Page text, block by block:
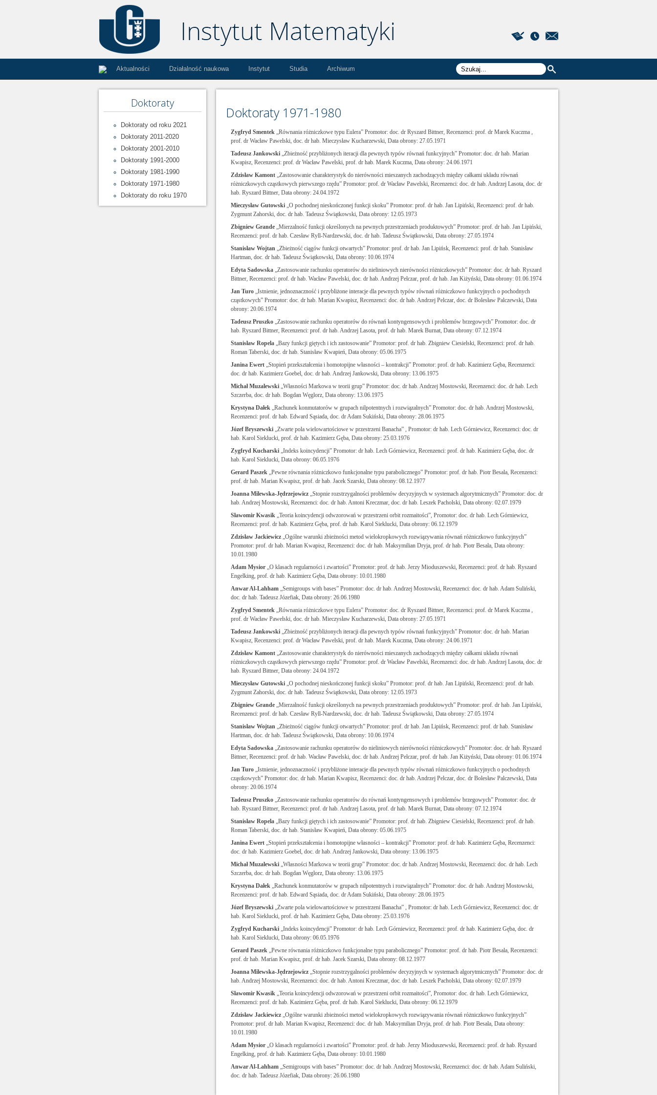
Aktualności Działalność naukowa Instytut Studia Archiwum
Doktoraty
Doktoraty od roku 2021
Doktoraty 2011-2020
Doktoraty 2001-2010
Doktoraty 1991-2000
Doktoraty 1981-1990
Doktoraty 1971-1980
Doktoraty do roku 1970
Doktoraty 1971-1980
Zygfryd Smentek „Równania różniczkowe typu Eulera” Promotor: doc. dr Ryszard Bittner, Recenzenci: prof. dr Marek Kuczma ,
prof. dr Wacław Pawelski, doc. dr hab. Mieczysław Kucharzewski, Data obrony: 27.05.1971
Tadeusz Jankowski „Zbieżność przybliżonych iteracji dla pewnych typów równań funkcyjnych” Promotor: doc. dr hab. Marian
Kwapisz, Recenzenci: prof. dr Wacław Pawelski, prof. dr hab. Marek Kuczma, Data obrony: 24.06.1971
Zdzisław Kamont „Zastosowanie charakterystyk do nierówności mieszanych zachodzących między całkami układu równań
różniczkowych cząstkowych pierwszego rzędu” Promotor: prof. dr Wacław Pawelski, Recenzenci: doc. dr hab. Andrzej Lasota, doc. dr
hab. Ryszard Bittner, Data obrony: 24.04.1972
Mieczysław Gutowski „O pochodnej nieskończonej funkcji skoku” Promotor: prof. dr hab. Jan Lipiński, Recenzenci: prof. dr hab.
Zygmunt Zahorski, doc. dr hab. Tadeusz Świątkowski, Data obrony: 12.05.1973
Zbigniew Grande „Mierzalność funkcji określonych na pewnych przestrzeniach produktowych” Promotor: prof. dr hab. Jan Lipiński,
Recenzenci: prof. dr hab. Czesław Ryll-Nardzewski, doc. dr hab. Tadeusz Świątkowski, Data obrony: 27.05.1974
Stanisław Wojtan „Zbieżność ciągów funkcji otwartych” Promotor: prof. dr hab. Jan Lipińsk, Recenzenci: prof. dr hab. Stanisław
Hartman, doc. dr hab. Tadeusz Świątkowski, Data obrony: 10.06.1974
Edyta Sadowska „Zastosowanie rachunku operatorów do nieliniowych nierówności różniczkowych” Promotor: doc. dr hab. Ryszard
Bittner, Recenzenci: prof. dr hab. Wacław Pawelski, doc. dr hab. Andrzej Pelczar, prof. dr hab. Jan Kiżyński, Data obrony: 01.06.1974
Jan Turo „Istnienie, jednoznaczność i przybliżone interacje dla pewnych typów równań różniczkowo funkcyjnych o pochodnych
cząstkowych” Promotor: doc. dr hab. Marian Kwapisz, Recenzenci: doc. dr hab. Andrzej Pelczar, doc. dr Bolesław Palczewski, Data
obrony: 20.06.1974
Tadeusz Pruszko „Zastosowanie rachunku operatorów do równań kontyngensowych i problemów brzegowych” Promotor: doc. dr
hab. Ryszard Bittner, Recenzenci: prof. dr hab. Andrzej Lasota, prof. dr hab. Marek Burnat, Data obrony: 07.12.1974
Stanisław Ropela „Bazy funkcji giętych i ich zastosowanie” Promotor: prof. dr hab. Zbigniew Ciesielski, Recenzenci: prof. dr hab.
Roman Taberski, doc. dr hab. Stanisław Kwapień, Data obrony: 05.06.1975
Janina Ewert „Stopień przekształcenia i homotopijne własności – kontrakcji” Promotor: prof. dr hab. Kazimierz Gęba, Recenzenci:
doc. dr hab. Kazimierz Goebel, doc. dr hab. Andrzej Jankowski, Data obrony: 13.06.1975
Michał Muzalewski „Własności Markowa w teorii grup” Promotor: doc. dr hab. Andrzej Mostowski, Recenzenci: doc. dr hab. Lech
Szczerba, doc. dr hab. Bogdan Węglorz, Data obrony: 13.06.1975
Krystyna Dałek „Rachunek konmutatorów w grupach nilpotentnych i rozwiązalnych” Promotor: doc. dr hab. Andrzej Mostowski,
Recenzenci: prof. dr hab. Edward Sąsiada, doc. dr Adam Sukiński, Data obrony: 28.06.1975
Józef Bryszewski „Zwarte pola wielowartościowe w przestrzeni Banacha” , Promotor: dr hab. Lech Górniewicz, Recenzenci: doc. dr
hab. Karol Sieklucki, prof. dr hab. Kazimierz Gęba, Data obrony: 25.03.1976
Zygfryd Kucharski „Indeks koincydencji” Promotor: dr hab. Lech Górniewicz, Recenzenci: prof. dr hab. Kazimierz Gęba, doc. dr
hab. Karol Sieklucki, Data obrony: 06.05.1976
Gerard Paszek „Pewne równania różniczkowo funkcjonalne typu parabolicznego” Promotor: prof. dr hab. Piotr Besala, Recenzenci:
prof. dr hab. Marian Kwapisz, prof. dr hab. Jacek Szarski, Data obrony: 08.12.1977
Joanna Milewska-Jędrzejowicz „Stopnie rozstrzygalności problemów decyzyjnych w systemach algorytmicznych” Promotor: doc. dr
hab. Andrzej Mostowski, Recenzenci: doc. dr hab. Antoni Kreczmar, doc. dr hab. Leszek Pacholski, Data obrony: 02.07.1979
Sławomir Kwasik „Teoria koincydencji odwzorowań w przestrzeni orbit rozmaitości”, Promotor: doc. dr hab. Lech Górniewicz,
Recenzenci: prof. dr hab. Kazimierz Gęba, prof. dr hab. Karol Sieklucki, Data obrony: 06.12.1979
Zdzisław Jackiewicz „Ogólne warunki zbieżności metod wielokropkowych rozwiązywania równań różniczkowo funkcyjnych”
Promotor: prof. dr hab. Marian Kwapisz, Recenzenci: doc. dr hab. Maksymilian Dryja, prof. dr hab. Piotr Besala, Data obrony:
10.01.1980
Adam Mysior „O klasach regularności i zwartości” Promotor: prof. dr hab. Jerzy Mioduszewski, Recenzenci: prof. dr hab. Ryszard
Engelking, prof. dr hab. Kazimierz Gęba, Data obrony: 10.01.1980
Anwar Al-Lahham „Semigroups with bases” Promotor: doc. dr hab. Andrzej Mostowski, Recenzenci: doc. dr hab. Adam Suliński,
doc. dr hab. Tadeusz Józefiak, Data obrony: 26.06.1980
Zygfryd Smentek „Równania różniczkowe typu Eulera” Promotor: doc. dr Ryszard Bittner, Recenzenci: prof. dr Marek Kuczma ,
prof. dr Wacław Pawelski, doc. dr hab. Mieczysław Kucharzewski, Data obrony: 27.05.1971
Tadeusz Jankowski „Zbieżność przybliżonych iteracji dla pewnych typów równań funkcyjnych” Promotor: doc. dr hab. Marian
Kwapisz, Recenzenci: prof. dr Wacław Pawelski, prof. dr hab. Marek Kuczma, Data obrony: 24.06.1971
Zdzisław Kamont „Zastosowanie charakterystyk do nierówności mieszanych zachodzących między całkami układu równań
różniczkowych cząstkowych pierwszego rzędu” Promotor: prof. dr Wacław Pawelski, Recenzenci: doc. dr hab. Andrzej Lasota, doc. dr
hab. Ryszard Bittner, Data obrony: 24.04.1972
Mieczysław Gutowski „O pochodnej nieskończonej funkcji skoku” Promotor: prof. dr hab. Jan Lipiński, Recenzenci: prof. dr hab.
Zygmunt Zahorski, doc. dr hab. Tadeusz Świątkowski, Data obrony: 12.05.1973
Zbigniew Grande „Mierzalność funkcji określonych na pewnych przestrzeniach produktowych” Promotor: prof. dr hab. Jan Lipiński,
Recenzenci: prof. dr hab. Czesław Ryll-Nardzewski, doc. dr hab. Tadeusz Świątkowski, Data obrony: 27.05.1974
Stanisław Wojtan „Zbieżność ciągów funkcji otwartych” Promotor: prof. dr hab. Jan Lipińsk, Recenzenci: prof. dr hab. Stanisław
Hartman, doc. dr hab. Tadeusz Świątkowski, Data obrony: 10.06.1974
Edyta Sadowska „Zastosowanie rachunku operatorów do nieliniowych nierówności różniczkowych” Promotor: doc. dr hab. Ryszard
Bittner, Recenzenci: prof. dr hab. Wacław Pawelski, doc. dr hab. Andrzej Pelczar, prof. dr hab. Jan Kiżyński, Data obrony: 01.06.1974
Jan Turo „Istnienie, jednoznaczność i przybliżone interacje dla pewnych typów równań różniczkowo funkcyjnych o pochodnych
cząstkowych” Promotor: doc. dr hab. Marian Kwapisz, Recenzenci: doc. dr hab. Andrzej Pelczar, doc. dr Bolesław Palczewski, Data
obrony: 20.06.1974
Tadeusz Pruszko „Zastosowanie rachunku operatorów do równań kontyngensowych i problemów brzegowych” Promotor: doc. dr
hab. Ryszard Bittner, Recenzenci: prof. dr hab. Andrzej Lasota, prof. dr hab. Marek Burnat, Data obrony: 07.12.1974
Stanisław Ropela „Bazy funkcji giętych i ich zastosowanie” Promotor: prof. dr hab. Zbigniew Ciesielski, Recenzenci: prof. dr hab.
Roman Taberski, doc. dr hab. Stanisław Kwapień, Data obrony: 05.06.1975
Janina Ewert „Stopień przekształcenia i homotopijne własności – kontrakcji” Promotor: prof. dr hab. Kazimierz Gęba, Recenzenci:
doc. dr hab. Kazimierz Goebel, doc. dr hab. Andrzej Jankowski, Data obrony: 13.06.1975
Michał Muzalewski „Własności Markowa w teorii grup” Promotor: doc. dr hab. Andrzej Mostowski, Recenzenci: doc. dr hab. Lech
Szczerba, doc. dr hab. Bogdan Węglorz, Data obrony: 13.06.1975
Krystyna Dałek „Rachunek konmutatorów w grupach nilpotentnych i rozwiązalnych” Promotor: doc. dr hab. Andrzej Mostowski,
Recenzenci: prof. dr hab. Edward Sąsiada, doc. dr Adam Sukiński, Data obrony: 28.06.1975
Józef Bryszewski „Zwarte pola wielowartościowe w przestrzeni Banacha” , Promotor: dr hab. Lech Górniewicz, Recenzenci: doc. dr
hab. Karol Sieklucki, prof. dr hab. Kazimierz Gęba, Data obrony: 25.03.1976
Zygfryd Kucharski „Indeks koincydencji” Promotor: dr hab. Lech Górniewicz, Recenzenci: prof. dr hab. Kazimierz Gęba, doc. dr
hab. Karol Sieklucki, Data obrony: 06.05.1976
Gerard Paszek „Pewne równania różniczkowo funkcjonalne typu parabolicznego” Promotor: prof. dr hab. Piotr Besala, Recenzenci:
prof. dr hab. Marian Kwapisz, prof. dr hab. Jacek Szarski, Data obrony: 08.12.1977
Joanna Milewska-Jędrzejowicz „Stopnie rozstrzygalności problemów decyzyjnych w systemach algorytmicznych” Promotor: doc. dr
hab. Andrzej Mostowski, Recenzenci: doc. dr hab. Antoni Kreczmar, doc. dr hab. Leszek Pacholski, Data obrony: 02.07.1979
Sławomir Kwasik „Teoria koincydencji odwzorowań w przestrzeni orbit rozmaitości”, Promotor: doc. dr hab. Lech Górniewicz,
Recenzenci: prof. dr hab. Kazimierz Gęba, prof. dr hab. Karol Sieklucki, Data obrony: 06.12.1979
Zdzisław Jackiewicz „Ogólne warunki zbieżności metod wielokropkowych rozwiązywania równań różniczkowo funkcyjnych”
Promotor: prof. dr hab. Marian Kwapisz, Recenzenci: doc. dr hab. Maksymilian Dryja, prof. dr hab. Piotr Besala, Data obrony:
10.01.1980
Adam Mysior „O klasach regularności i zwartości” Promotor: prof. dr hab. Jerzy Mioduszewski, Recenzenci: prof. dr hab. Ryszard
Engelking, prof. dr hab. Kazimierz Gęba, Data obrony: 10.01.1980
Anwar Al-Lahham „Semigroups with bases” Promotor: doc. dr hab. Andrzej Mostowski, Recenzenci: doc. dr hab. Adam Suliński,
doc. dr hab. Tadeusz Józefiak, Data obrony: 26.06.1980